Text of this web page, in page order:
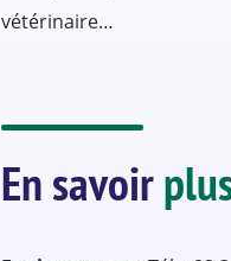
vétérinaire…
En savoir